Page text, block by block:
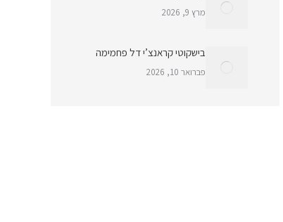
מרץ 9, 2026
בישקוטי קראנצ’י דל פחמימה
פברואר 10, 2026